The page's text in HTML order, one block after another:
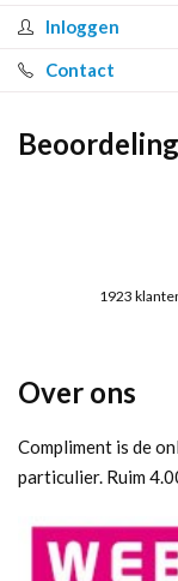
Inloggen
Contact
1923
Over ons
Compliment is de
particulier. Ruim